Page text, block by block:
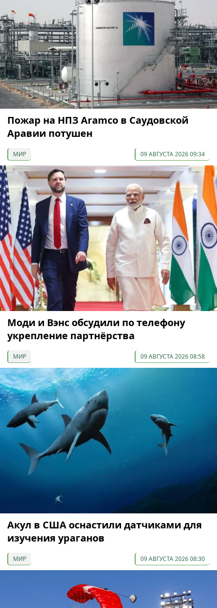
Пожар на НПЗ Aramco в Саудовской
Аравии потушен
МИР 09 АВГУСТА 2026 09:34
Моди и Вэнс обсудили по телефону
укрепление партнёрства
МИР 09 АВГУСТА 2026 08:58
Акул в США оснастили датчиками для
изучения ураганов
МИР 09 АВГУСТА 2026 08:30